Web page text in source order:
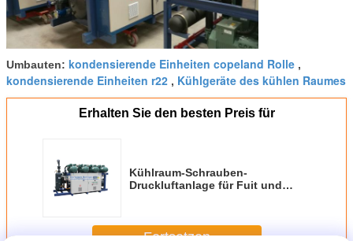
Umbauten: kondensierende Einheiten copeland Rolle ,
kondensierende Einheiten r22 , Kühlgeräte des kühlen Raumes
Erhalten Sie den besten Preis für
Kühlraum-Schrauben-
Druckluftanlage für Fuit und
Fortsetzen